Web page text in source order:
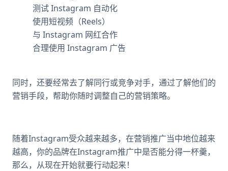
测试 Instagram 自动化
使用短视频（Reels）
与 Instagram 网红合作
合理使用 Instagram 广告
同时，还要经常去了解同行或竞争对手，通过了解他们的
营销手段，帮助你随时调整自己的营销策略。
随着Instagram受众越来越多，在营销推广当中地位越来
越高，你的品牌在Instagram推广中是否能分得一杯羹，
那么，从现在开始就要行动起来！